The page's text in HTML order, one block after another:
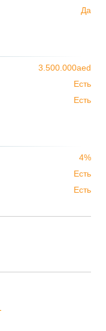
Да
3.500.000aed
Есть
Есть
4%
Есть
Есть